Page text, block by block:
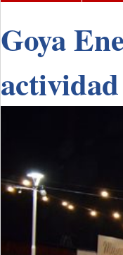
Goya